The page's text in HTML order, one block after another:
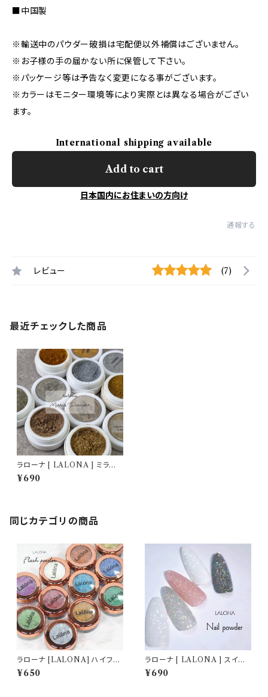
■中国製
※輸送中のパウダー破損は宅配便以外補償はございません。
※お子様の手の届かない所に保管して下さい。
※パッケージ等は予告なく変更になる事がございます。
※カラーはモニター環境等により実際とは異なる場合がござい
ます。
International shipping available
Add to cart
日本国内にお住まいの方向け
通報する
レビュー (7)
最近チェックした商品
ラローナ [ LALONA ] ミラー
パウダー ( 2g )( 6色 ) ニュアン
スネイル / トレンドカラー / ゴー
¥690
同じカテゴリの商品
ラローナ [LALONA] ハイフラ
ッシュパウダー ( 2g )( 12種 )
大容量/フラッシュネイル/キラキ
¥650
ラローナ [ LALONA ] スイー
トミックスフラッシュパウダー( 2
g )ジェルネイル/ホワイトオーロ
¥690